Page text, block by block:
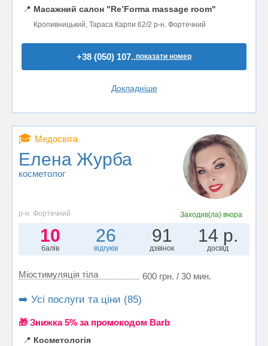
📍 Масажний салон "Re’Forma massage room"
Кропивницький, Тараса Карпи 62/2 р-н. Фортечний
+38 (050) 107..показати номер
Докладніше
🎓 Медосвіта
Елена Журба
косметолог
р-н. Фортечний Заходив(ла) вчора
10
балів
26
відгуків
91
дзвінок
14 р.
досвід
Міостимуляція тіла 600 грн. / 30 мин.
➡️ Усі послуги та ціни (85)
🎁 Знижка 5% за промокодом Barb
📍 Косметологія